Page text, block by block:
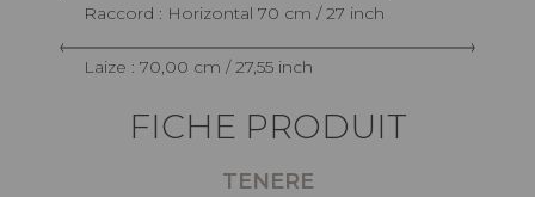
Raccord : Horizontal 70 cm / 27 inch
Laize : 70,00 cm / 27,55 inch
FICHE PRODUIT
TENERE